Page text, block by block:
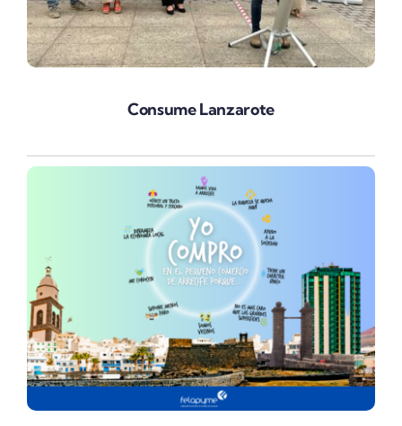
Consume Lanzarote